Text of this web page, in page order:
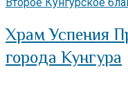
Второе Кунгурское
Храм Успения
города Кунгура